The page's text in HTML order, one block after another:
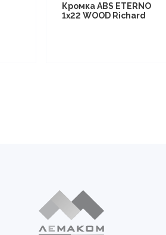
Кромка ABS ETERNO
1x22 WOOD Richard